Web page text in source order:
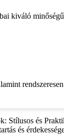
kiváló
Stílusos és
és